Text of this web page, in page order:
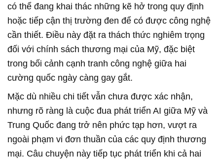
có thể đang khai thác những kẽ hở trong quy định
hoặc tiếp cận thị trường đen để có được công nghệ
cần thiết. Điều này đặt ra thách thức nghiêm trọng
đối với chính sách thương mại của Mỹ, đặc biệt
trong bối cảnh cạnh tranh công nghệ giữa hai
cường quốc ngày càng gay gắt.
Mặc dù nhiều chi tiết vẫn chưa được xác nhận,
nhưng rõ ràng là cuộc đua phát triển AI giữa Mỹ và
Trung Quốc đang trở nên phức tạp hơn, vượt ra
ngoài phạm vi đơn thuần của các quy định thương
mại. Câu chuyện này tiếp tục phát triển khi cả hai